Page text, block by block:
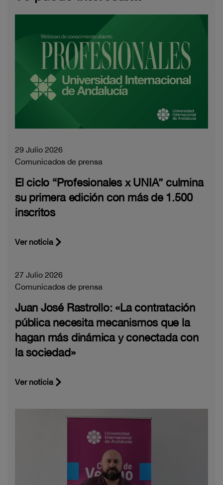
29 Julio 2026
Comunicados de prensa
El ciclo “Profesionales x UNIA” culmina
su primera edición con más de 1.500
inscritos
Ver noticia
27 Julio 2026
Comunicados de prensa
Juan José Rastrollo: «La contratación
pública necesita mecanismos que la
hagan más dinámica y conectada con
la sociedad»
Ver noticia